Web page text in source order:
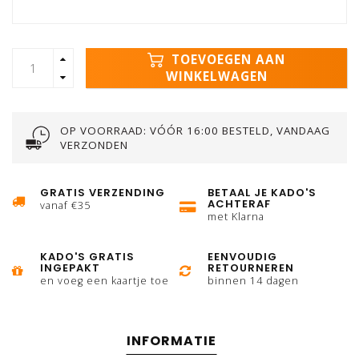
TOEVOEGEN AAN
WINKELWAGEN
OP VOORRAAD: VÓÓR 16:00 BESTELD, VANDAAG
VERZONDEN
GRATIS VERZENDING
vanaf €35
BETAAL JE KADO'S
ACHTERAF
met Klarna
KADO'S GRATIS
INGEPAKT
en voeg een kaartje toe
EENVOUDIG
RETOURNEREN
binnen 14 dagen
INFORMATIE